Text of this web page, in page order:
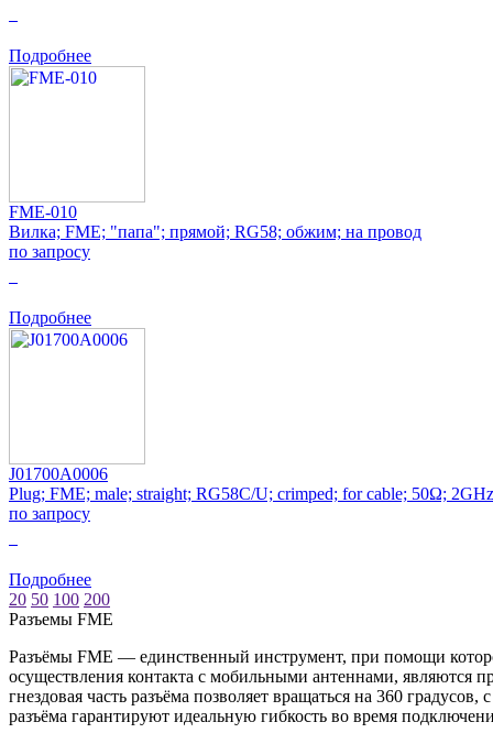
Подробнее
FME-010
Вилка; FME; "папа"; прямой; RG58; обжим; на провод
по запросу
Подробнее
J01700A0006
Plug; FME; male; straight; RG58C/U; crimped; for cable; 50Ω; 2GHz
по запросу
Подробнее
20 50 100 200
Разъeмы FME
Разъёмы FME — единственный инструмент, при помощи
осуществления контакта с мобильными антеннами, являются
гнездовая часть разъёма позволяет вращаться на 360
разъёма гарантируют идеальную гибкость во время